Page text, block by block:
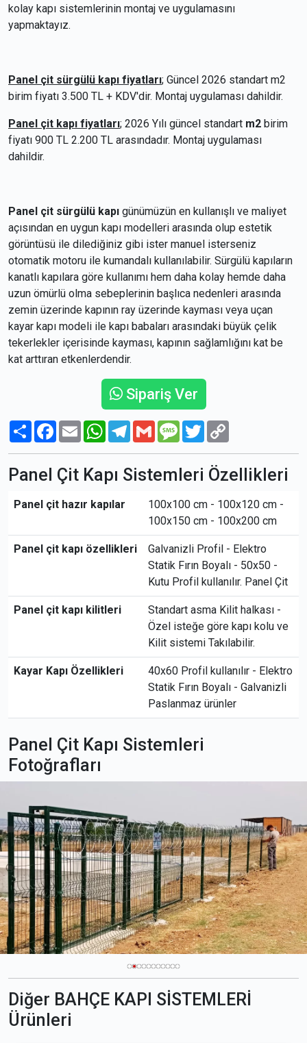
kolay kapı sistemlerinin montaj ve uygulamasını
yapmaktayız.
Panel çit sürgülü kapı fiyatları; Güncel 2026 standart m2
birim fiyatı 3.500 TL + KDV'dir. Montaj uygulaması dahildir.
Panel çit kapı fiyatları; 2026 Yılı güncel standart m2 birim
fiyatı 900 TL 2.200 TL arasındadır. Montaj uygulaması
dahildir.
Panel çit sürgülü kapı günümüzün en kullanışlı ve maliyet
açısından en uygun kapı modelleri arasında olup estetik
görüntüsü ile dilediğiniz gibi ister manuel isterseniz
otomatik motoru ile kumandalı kullanılabilir. Sürgülü kapıların
kanatlı kapılara göre kullanımı hem daha kolay hemde daha
uzun ömürlü olma sebeplerinin başlıca nedenleri arasında
zemin üzerinde kapının ray üzerinde kayması veya uçan
kayar kapı modeli ile kapı babaları arasındaki büyük çelik
tekerlekler içerisinde kayması, kapının sağlamlığını kat be
kat arttıran etkenlerdendir.
Sipariş Ver
PaylaşFacebook
Email WhatsAppTelegram
Gmail Message
Twitter
Panel Çit Kapı Sistemleri Özellikleri
Panel çit hazır kapılar
100x100 cm - 100x120 cm -
100x150 cm - 100x200 cm
Panel çit kapı özellikleri
Galvanizli Profil - Elektro
Statik Fırın Boyalı - 50x50 -
Kutu Profil kullanılır. Panel Çit
Panel çit kapı kilitleri
Standart asma Kilit halkası -
Özel isteğe göre kapı kolu ve
Kilit sistemi Takılabilir.
Kayar Kapı Özellikleri
40x60 Profil kullanılır - Elektro
Statik Fırın Boyalı - Galvanizli
Paslanmaz ürünler
Panel Çit Kapı Sistemleri
Fotoğrafları
Diğer BAHÇE KAPI SİSTEMLERİ
Ürünleri